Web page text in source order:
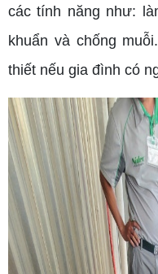
các tính năng như:
khuẩn và chống
thiết nếu gia đình có